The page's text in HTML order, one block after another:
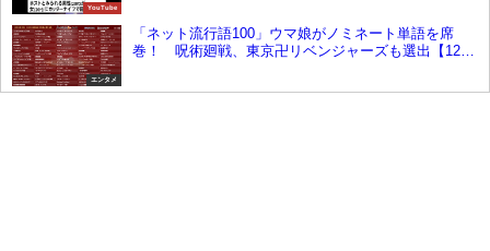
YouTube
エンタメ
「ネット流行語100」ウマ娘がノミネート単語を席
巻！ 呪術廻戦、東京卍リベンジャーズも選出【12月